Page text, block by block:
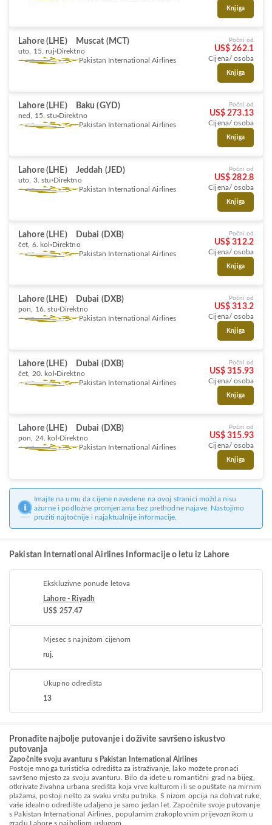
Knjiga
Lahore (LHE) Muscat (MCT)
uto, 15. ruj Direktno
Pakistan International Airlines
Počni od
US$ 262.1
Cijena/ osoba
Knjiga
Lahore (LHE) Baku (GYD)
ned, 15. stu Direktno
Pakistan International Airlines
Počni od
US$ 273.13
Cijena/ osoba
Knjiga
Lahore (LHE) Jeddah (JED)
uto, 3. stu Direktno
Pakistan International Airlines
Počni od
US$ 282.8
Cijena/ osoba
Knjiga
Lahore (LHE) Dubai (DXB)
čet, 6. kol Direktno
Pakistan International Airlines
Počni od
US$ 312.2
Cijena/ osoba
Knjiga
Lahore (LHE) Dubai (DXB)
pon, 16. stu Direktno
Pakistan International Airlines
Počni od
US$ 313.2
Cijena/ osoba
Knjiga
Lahore (LHE) Dubai (DXB)
čet, 20. kol Direktno
Pakistan International Airlines
Počni od
US$ 315.93
Cijena/ osoba
Knjiga
Lahore (LHE) Dubai (DXB)
pon, 24. kol Direktno
Pakistan International Airlines
Počni od
US$ 315.93
Cijena/ osoba
Knjiga
Imajte na umu da cijene navedene na ovoj stranici možda nisu
ažurne i podložne promjenama bez prethodne najave. Nastojimo
pružiti najtočnije i najaktualnije informacije.
Pakistan International Airlines Informacije o letu iz Lahore
Ekskluzivne ponude letova
Lahore - Riyadh
US$ 257.47
Mjesec s najnižom cijenom
ruj.
Ukupno odredišta
13
Pronađite najbolje putovanje i doživite savršeno iskustvo
putovanja
Započnite svoju avanturu s Pakistan International Airlines
Postoje mnoga turistička odredišta za istraživanje, lako možete pronaći
savršeno mjesto za svoju avanturu. Bilo da idete u romantični grad na bijeg,
otkrivate živahna urbana središta koja vrve kulturom ili se opuštate na mirnim
plažama, postoji nešto za svaku vrstu putnika. S nizom opcija na dohvat ruke,
vaše idealno odredište udaljeno je samo jedan let. Započnite svoje putovanje
s Pakistan International Airlines, popularnim zrakoplovnim prijevoznikom u
gradu Lahore s najboljom uslugom.